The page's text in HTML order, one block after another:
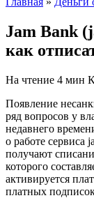
Jam Bank
как
На чтение 4 мин
Появление
ряд вопросов у
недавнего
о работе сервиса
получают
которого
активируется
платных